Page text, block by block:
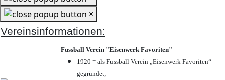
×
Vereinsinformationen:
Fussball Verein "Eisenwerk Favoriten"
1920 = als Fussball Verein „Eisenwerk Favoriten“
gegründet;